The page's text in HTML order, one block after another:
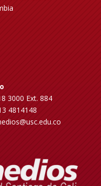
3000 Ext. 884
4814148